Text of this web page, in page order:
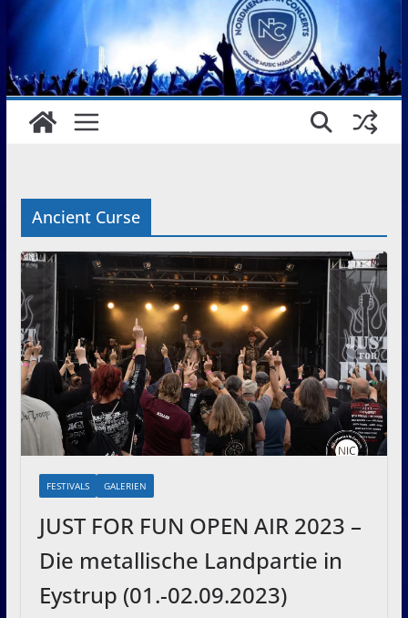
Ancient Curse
FESTIVALS GALERIEN
JUST FOR FUN OPEN AIR 2023 –
Die metallische Landpartie in
Eystrup (01.-02.09.2023)